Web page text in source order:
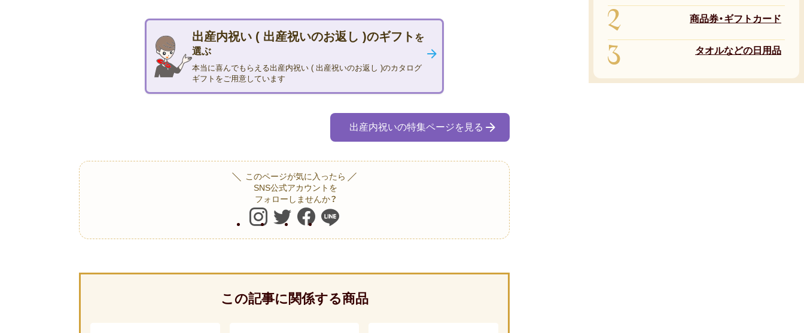
出産内祝い ( 出産祝いのお返し )のギフト を
選ぶ
本当に喜んでもらえる出産内祝い ( 出産祝いのお返し )のカタログ
ギフトをご用意しています
出産内祝いの特集ページを見る
このページが気に入ったら
SNS公式アカウントを
フォローしませんか？
この記事に関係する商品
2 商品券・ギフトカード
3 タオルなどの日用品